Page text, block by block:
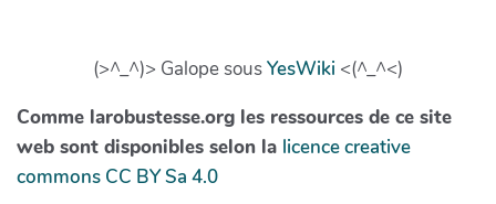
(>^_^)> Galope sousYesWiki <(^_^<)
Comme larobustesse.org les ressources de ce site
web sont disponibles selon la licence creative
commons CC BY Sa 4.0